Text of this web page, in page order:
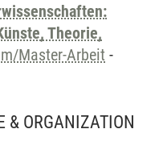
Theorie,
Master-Arbeit -
& ORGANIZATION